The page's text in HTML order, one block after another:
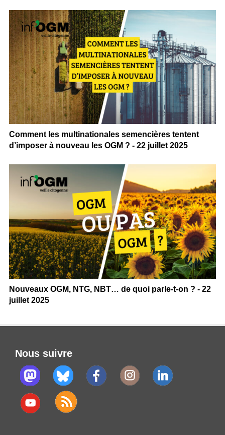
Comment les multinationales semencières tentent
d’imposer à nouveau les OGM ? - 22 juillet 2025
Nouveaux OGM, NTG, NBT… de quoi parle-t-on ? - 22
juillet 2025
Nous suivre